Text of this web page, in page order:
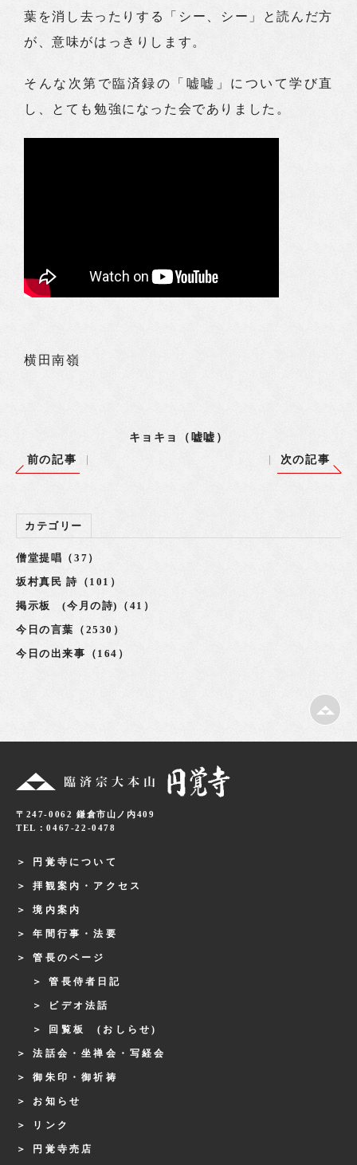
葉を消し去ったりする「シー、シー」と読んだ方
が、意味がはっきりします。
そんな次第で臨済録の「嘘嘘」について学び直
し、とても勉強になった会でありました。
横田南嶺
キョキョ（嘘嘘）
前の記事
次の記事
カテゴリー
僧堂提唱（37）
坂村真民 詩（101）
掲示板 (今月の詩)（41）
今日の言葉（2530）
今日の出来事（164）
〒247-0062 鎌倉市山ノ内409
TEL：0467-22-0478
円覚寺について
拝観案内・アクセス
境内案内
年間行事・法要
管長のページ
管長侍者日記
ビデオ法話
回覧板 (おしらせ)
法話会・坐禅会・写経会
御朱印・御祈祷
お知らせ
リンク
円覚寺売店